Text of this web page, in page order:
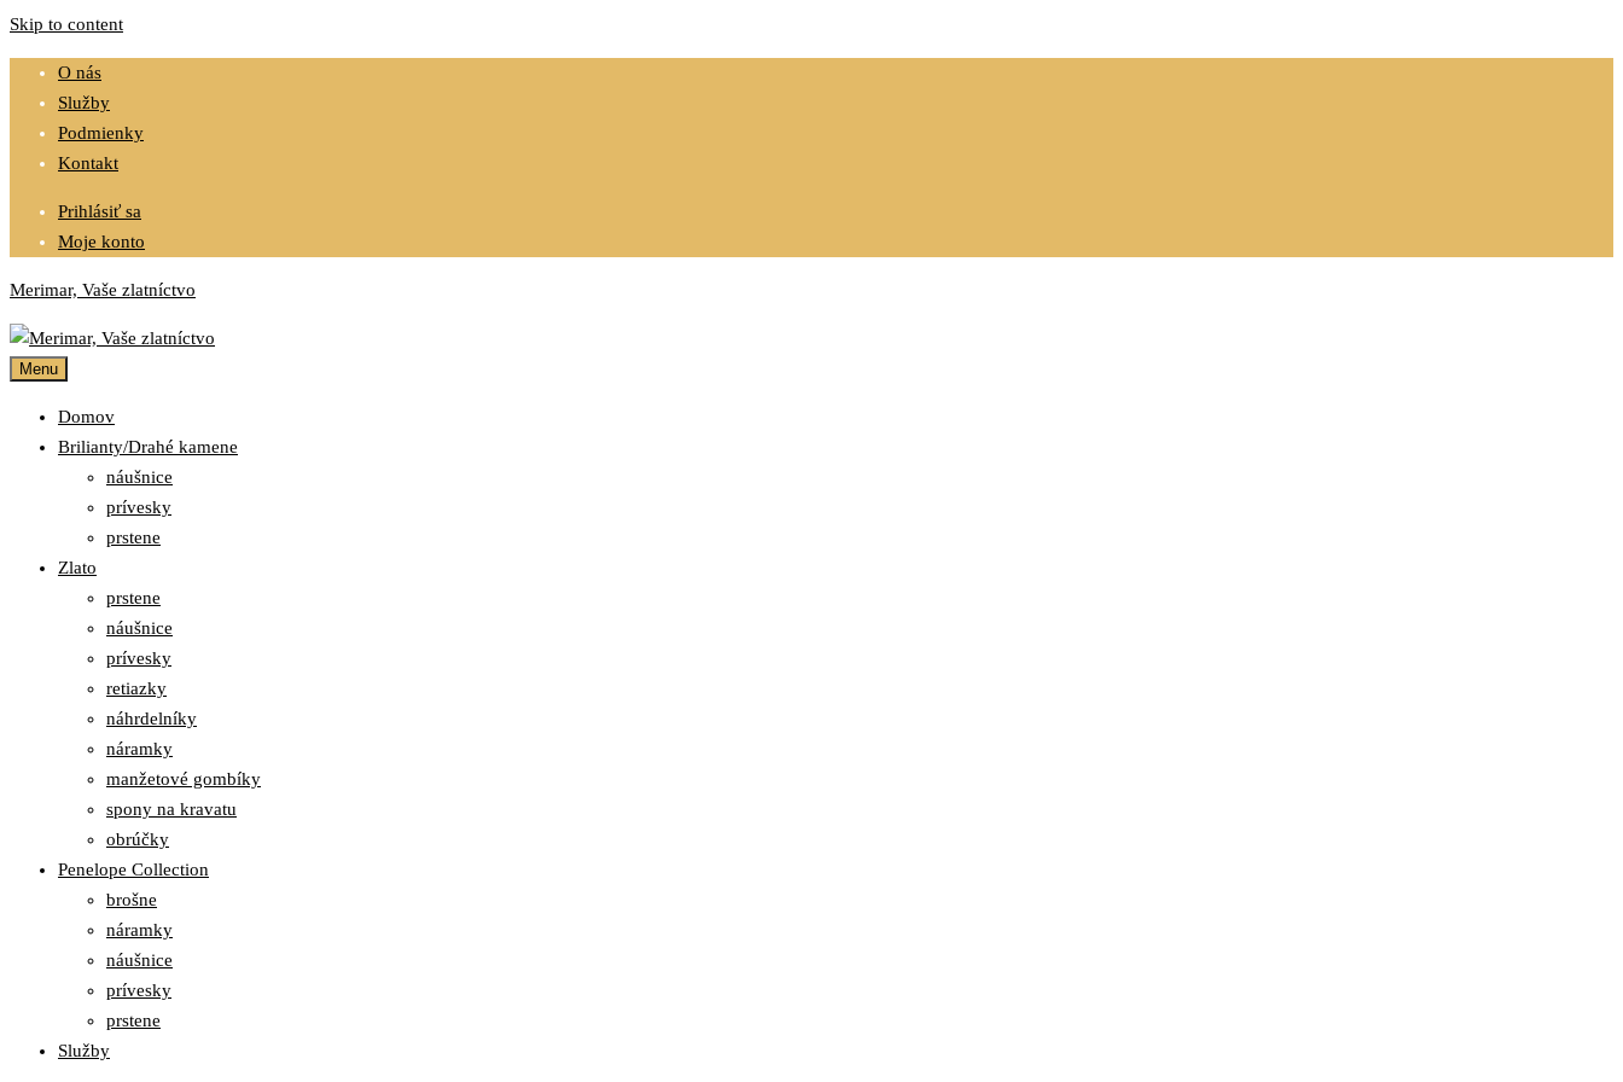
Skip to content
O nás
Služby
Podmienky
Kontakt
Prihlásiť sa
Moje konto
Merimar, Vaše zlatníctvo
Menu
Domov
Brilianty/Drahé kamene
náušnice
prívesky
prstene
Zlato
prstene
náušnice
prívesky
retiazky
náhrdelníky
náramky
manžetové gombíky
spony na kravatu
obrúčky
Penelope Collection
brošne
náramky
náušnice
prívesky
prstene
Služby